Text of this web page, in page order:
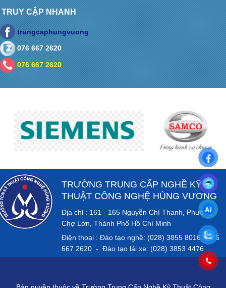
TRUY CẬP NHANH
trungcaphungvuong
076 667 2620
076 667 2620
TRƯỜNG TRUNG CẤP NGHỀ KỸ
THUẬT CÔNG NGHỆ HÙNG VƯƠNG
Địa chỉ : 161 - 165 Nguyễn Chí Thanh, Phường
Chợ Lớn, Thành Phố Hồ Chí Minh
Điện thoại : Đào tạo nghề: (028) 3855 8016 - 076
667 2620 - Đào tạo lái xe: (028) 3853 4476